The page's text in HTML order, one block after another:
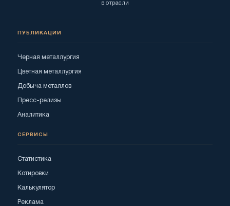
в отрасли
ПУБЛИКАЦИИ
Черная металлургия
Цветная металлургия
Добыча металлов
Пресс-релизы
Аналитика
СЕРВИСЫ
Статистика
Котировки
Калькулятор
Реклама